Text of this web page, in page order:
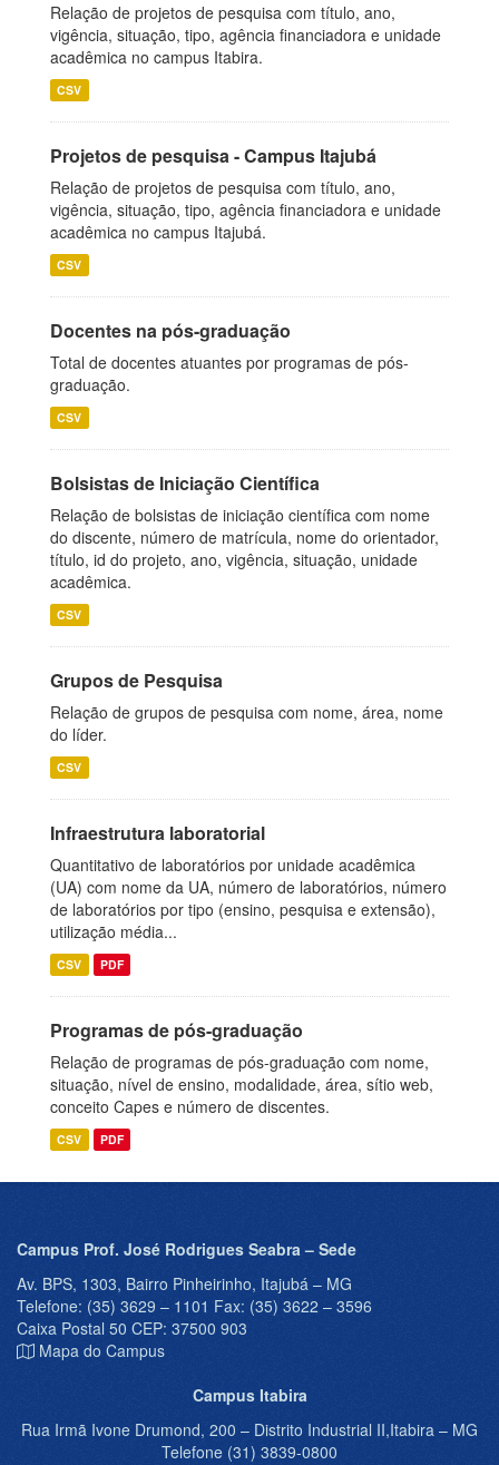
Relação de projetos de pesquisa com título, ano,
vigência, situação, tipo, agência financiadora e unidade
acadêmica no campus Itabira.
CSV
Projetos de pesquisa - Campus Itajubá
Relação de projetos de pesquisa com título, ano,
vigência, situação, tipo, agência financiadora e unidade
acadêmica no campus Itajubá.
CSV
Docentes na pós-graduação
Total de docentes atuantes por programas de pós-
graduação.
CSV
Bolsistas de Iniciação Científica
Relação de bolsistas de iniciação científica com nome
do discente, número de matrícula, nome do orientador,
título, id do projeto, ano, vigência, situação, unidade
acadêmica.
CSV
Grupos de Pesquisa
Relação de grupos de pesquisa com nome, área, nome
do líder.
CSV
Infraestrutura laboratorial
Quantitativo de laboratórios por unidade acadêmica
(UA) com nome da UA, número de laboratórios, número
de laboratórios por tipo (ensino, pesquisa e extensão),
utilização média...
CSV PDF
Programas de pós-graduação
Relação de programas de pós-graduação com nome,
situação, nível de ensino, modalidade, área, sítio web,
conceito Capes e número de discentes.
CSV PDF
Campus Prof. José Rodrigues Seabra – Sede
Av. BPS, 1303, Bairro Pinheirinho, Itajubá – MG
Telefone: (35) 3629 – 1101 Fax: (35) 3622 – 3596
Caixa Postal 50 CEP: 37500 903
Mapa do Campus
Campus Itabira
Rua Irmã Ivone Drumond, 200 – Distrito Industrial II,Itabira – MG
Telefone (31) 3839-0800